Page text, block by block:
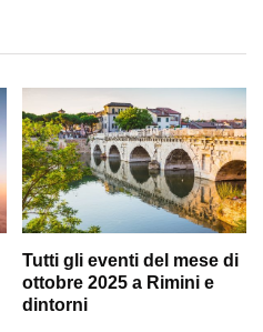
Tutti gli eventi del mese di
ottobre 2025 a Rimini e
dintorni